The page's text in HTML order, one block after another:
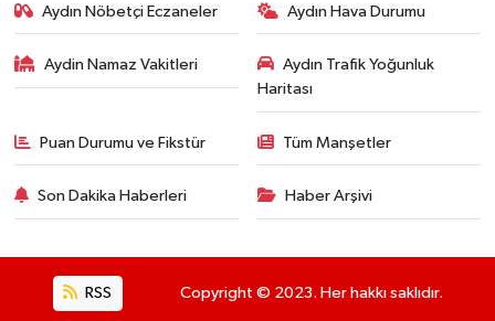
Aydın Nöbetçi Eczaneler Aydın Hava Durumu
Aydin Namaz Vakitleri
Aydın Trafik Yoğunluk
Haritası
Puan Durumu ve Fikstür Tüm Manşetler
Son Dakika Haberleri Haber Arşivi
RSS Copyright © 2023. Her hakkı saklıdır.